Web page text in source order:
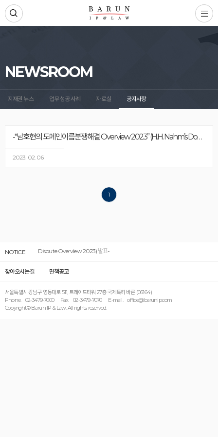
NEWSROOM
지재권 뉴스 업무 성공 사례 자료실 공지사항
-"남호현의 도메인이름분쟁해결 Overview 2023” (H.H. Nahm’s Domain Dispute Overview 2023) 발표-
2023. 02. 06
1
NOTICE
Dispute Overview 2023) 발표-
찾아오시는길 면책공고
서울특별시 강남구 영동대로 511, 트레이드타워 27층 국제특허 바른 (06164)
Phone. 02-3479-7000 Fax. 02-3479-7070 E-mail. office@barunip.com
Copyright© Barun IP & Law. All rights reserved.